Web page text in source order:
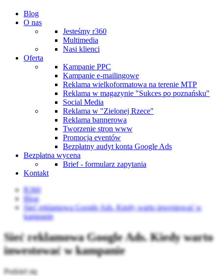
Blog
O nas
Jesteśmy r360
Multimedia
Nasi klienci
Oferta
Kampanie PPC
Kampanie e-mailingowe
Reklama wielkoformatowa na terenie MTP
Reklama w magazynie "Sukces po poznańsku"
Social Media
Reklama w "Zielonej Rzece"
Reklama bannerowa
Tworzenie stron www
Promocja eventów
Bezpłatny audyt konta Google Ads
Bezpłatna wycena
Brief - formularz zapytania
Kontakt
R360
Blog
Sieć reklamowa Google Ads. Kiedy warto inwestować w
kampanie
Sieć reklamowa Google Ads. Kiedy warto
inwestować w kampanie
Podziel się